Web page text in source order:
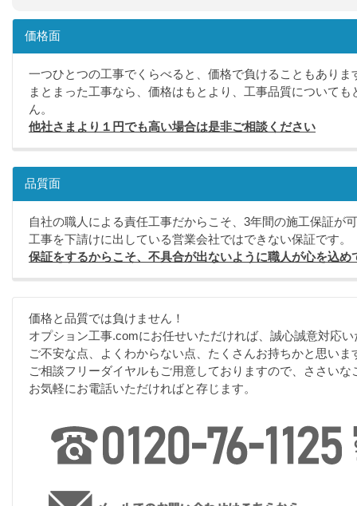
価格面
一つひとつの工事でくらべると、価格で負けることもありま
まとまった工事なら、価格はもとより、工事品質について
ん。
他社さまより１円でも高い場合は是非ご相談ください
品質面
自社の職人による責任工事だからこそ、3年間の施工保証が
工事を下請けに出している営業会社ではできない保証です。
保証をするからこそ、不具合が出ないように職人が心を込め
価格と品質では負けません！
オプション工事.comにお任せいただければ、誠心誠意対応
ご不安な点、よくわからない点、たくさんお持ちかと思いま
ご相談フリーダイヤルもご用意しておりますので、ささい
お気軽にお電話いただければと存じます。